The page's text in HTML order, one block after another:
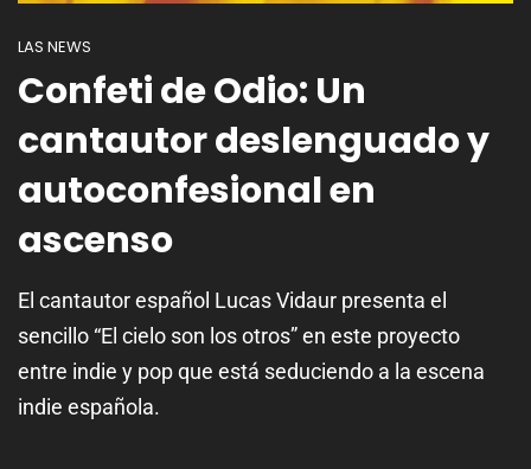
LAS NEWS
Confeti de Odio: Un
cantautor deslenguado y
autoconfesional en
ascenso
El cantautor español Lucas Vidaur presenta el
sencillo “El cielo son los otros” en este proyecto
entre indie y pop que está seduciendo a la escena
indie española.